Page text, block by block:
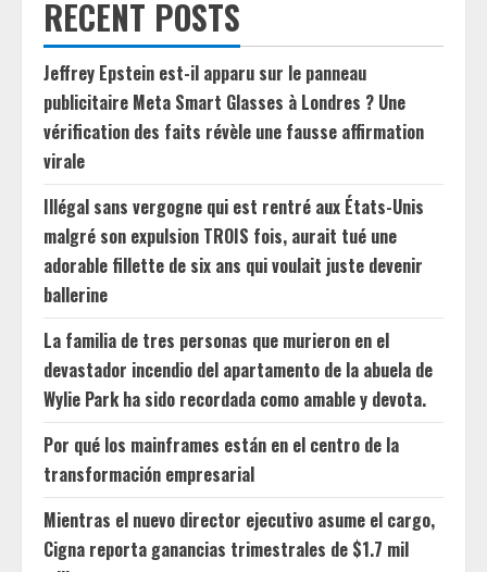
RECENT POSTS
Jeffrey Epstein est-il apparu sur le panneau
publicitaire Meta Smart Glasses à Londres ? Une
vérification des faits révèle une fausse affirmation
virale
Illégal sans vergogne qui est rentré aux États-Unis
malgré son expulsion TROIS fois, aurait tué une
adorable fillette de six ans qui voulait juste devenir
ballerine
La familia de tres personas que murieron en el
devastador incendio del apartamento de la abuela de
Wylie Park ha sido recordada como amable y devota.
Por qué los mainframes están en el centro de la
transformación empresarial
Mientras el nuevo director ejecutivo asume el cargo,
Cigna reporta ganancias trimestrales de $1.7 mil